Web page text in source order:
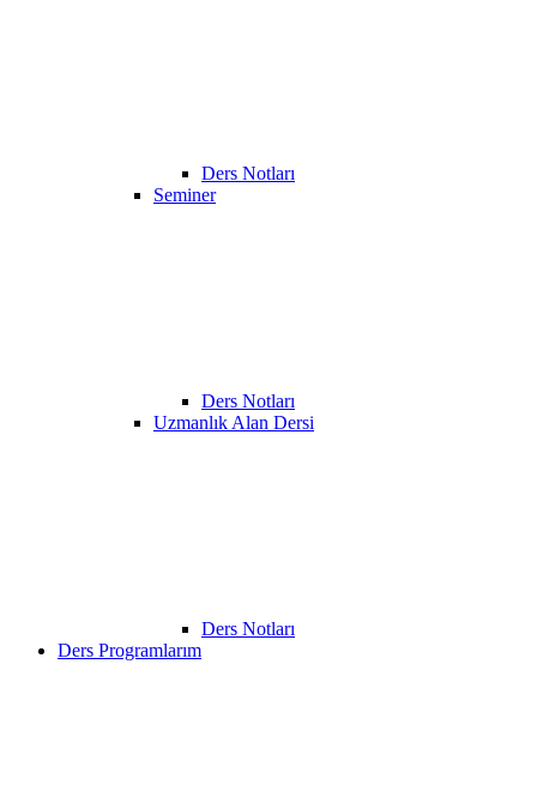
Ders Notları
Seminer
Ders Notları
Uzmanlık Alan Dersi
Ders Notları
Ders Programlarım